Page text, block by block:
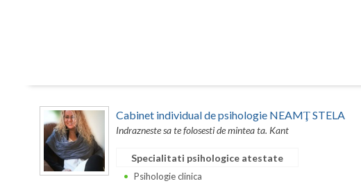
Cabinet individual de psihologie NEAMŢ STELA
Indrazneste sa te folosesti de mintea ta. Kant
Specialitati psihologice atestate
Psihologie clinica